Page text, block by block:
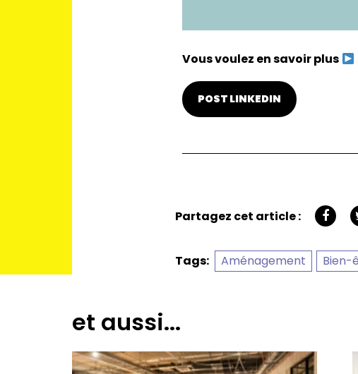
Vous voulez en savoir plus
POST LINKEDIN
Partagez cet article :
Tags: Aménagement Bien-
et aussi...